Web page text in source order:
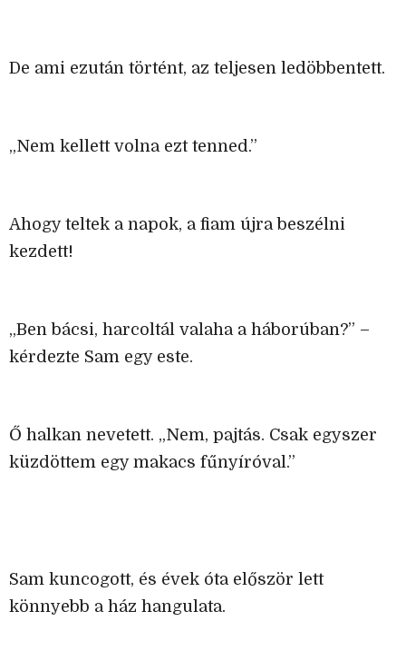
De ami ezután történt, az teljesen ledöbbentett.
„Nem kellett volna ezt tenned.”
Ahogy teltek a napok, a fiam újra beszélni
kezdett!
„Ben bácsi, harcoltál valaha a háborúban?” –
kérdezte Sam egy este.
Ő halkan nevetett. „Nem, pajtás. Csak egyszer
küzdöttem egy makacs fűnyíróval.”
Sam kuncogott, és évek óta először lett
könnyebb a ház hangulata.